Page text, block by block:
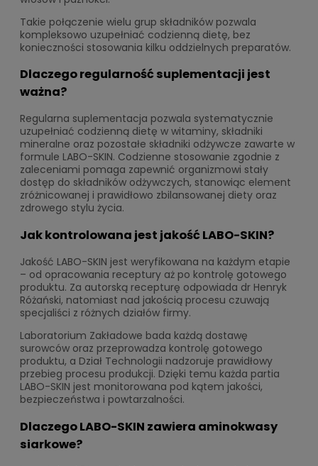
Takie połączenie wielu grup składników pozwala
kompleksowo uzupełniać codzienną dietę, bez
konieczności stosowania kilku oddzielnych preparatów.
Dlaczego regularność suplementacji jest
ważna?
Regularna suplementacja pozwala systematycznie
uzupełniać codzienną dietę w witaminy, składniki
mineralne oraz pozostałe składniki odżywcze zawarte w
formule LABO-SKIN. Codzienne stosowanie zgodnie z
zaleceniami pomaga zapewnić organizmowi stały
dostęp do składników odżywczych, stanowiąc element
zróżnicowanej i prawidłowo zbilansowanej diety oraz
zdrowego stylu życia.
Jak kontrolowana jest jakość LABO-SKIN?
Jakość LABO-SKIN jest weryfikowana na każdym etapie
– od opracowania receptury aż po kontrolę gotowego
produktu. Za autorską recepturę odpowiada dr Henryk
Różański, natomiast nad jakością procesu czuwają
specjaliści z różnych działów firmy.
Laboratorium Zakładowe bada każdą dostawę
surowców oraz przeprowadza kontrolę gotowego
produktu, a Dział Technologii nadzoruje prawidłowy
przebieg procesu produkcji. Dzięki temu każda partia
LABO-SKIN jest monitorowana pod kątem jakości,
bezpieczeństwa i powtarzalności.
Dlaczego LABO-SKIN zawiera aminokwasy
siarkowe?